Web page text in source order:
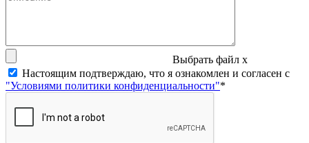
Выбрать файл x
Настоящим подтверждаю, что я ознакомлен и согласен с
"Условиями политики конфиденциальности"*